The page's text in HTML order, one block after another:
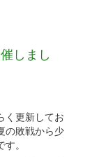
しまし
く更新してお
の敗戦から少
。